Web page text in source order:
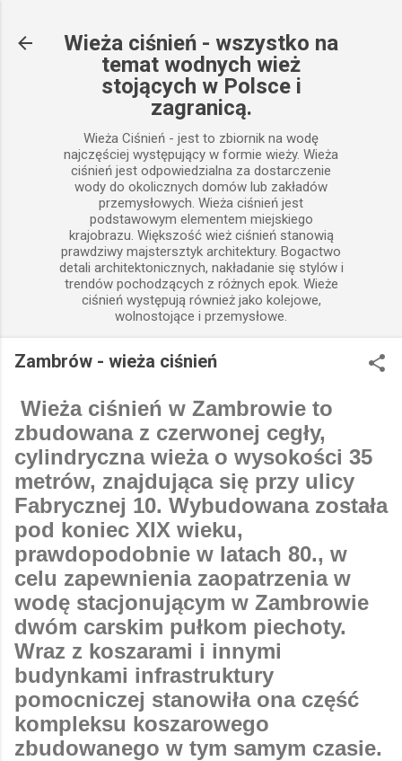
Wieża ciśnień - wszystko na
temat wodnych wież
stojących w Polsce i
zagranicą.
Wieża Ciśnień - jest to zbiornik na wodę
najczęściej występujący w formie wieży. Wieża
ciśnień jest odpowiedzialna za dostarczenie
wody do okolicznych domów lub zakładów
przemysłowych. Wieża ciśnień jest
podstawowym elementem miejskiego
krajobrazu. Większość wież ciśnień stanowią
prawdziwy majstersztyk architektury. Bogactwo
detali architektonicznych, nakładanie się stylów i
trendów pochodzących z różnych epok. Wieże
ciśnień występują również jako kolejowe,
wolnostojące i przemysłowe.
Zambrów - wieża ciśnień
Wieża ciśnień w Zambrowie to
zbudowana z czerwonej cegły,
cylindryczna wieża o wysokości 35
metrów, znajdująca się przy ulicy
Fabrycznej 10. Wybudowana została
pod koniec XIX wieku,
prawdopodobnie w latach 80., w
celu zapewnienia zaopatrzenia w
wodę stacjonującym w Zambrowie
dwóm carskim pułkom piechoty.
Wraz z koszarami i innymi
budynkami infrastruktury
pomocniczej stanowiła ona część
kompleksu koszarowego
zbudowanego w tym samym czasie.